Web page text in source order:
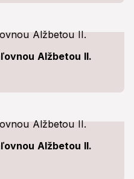
Alžbetou II.
Alžbetou II.